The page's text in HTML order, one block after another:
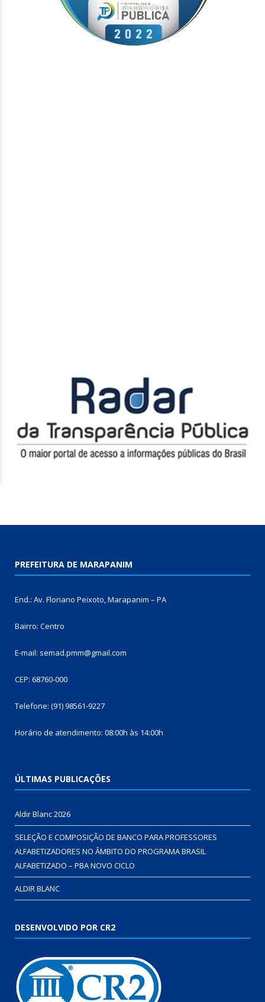
PREFEITURA DE MARAPANIM
End.: Av. Floriano Peixoto, Marapanim – PA
Bairro: Centro
E-mail: semad.pmm@gmail.com
CEP: 68760-000
Telefone: (91) 98561-9227
Horário de atendimento: 08:00h às 14:00h
ÚLTIMAS PUBLICAÇÕES
Aldir Blanc 2026
SELEÇÃO E COMPOSIÇÃO DE BANCO PARA PROFESSORES
ALFABETIZADORES NO ÂMBITO DO PROGRAMA BRASIL
ALFABETIZADO – PBA NOVO CICLO
ALDIR BLANC
DESENVOLVIDO POR CR2